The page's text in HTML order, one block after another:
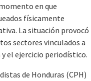
en que
físicamente
La situación provocó
sectores vinculados a
el ejercicio periodístico.
de Honduras (CPH)